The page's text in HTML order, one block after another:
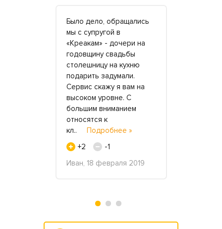
Было дело, обращались
мы с супругой в
«Креакам» - дочери на
годовщину свадьбы
столешницу на кухню
подарить задумали.
Сервис скажу я вам на
высоком уровне. С
большим вниманием
относятся к
кл.. Подробнее »
+2
-1
Иван, 18 февраля 2019